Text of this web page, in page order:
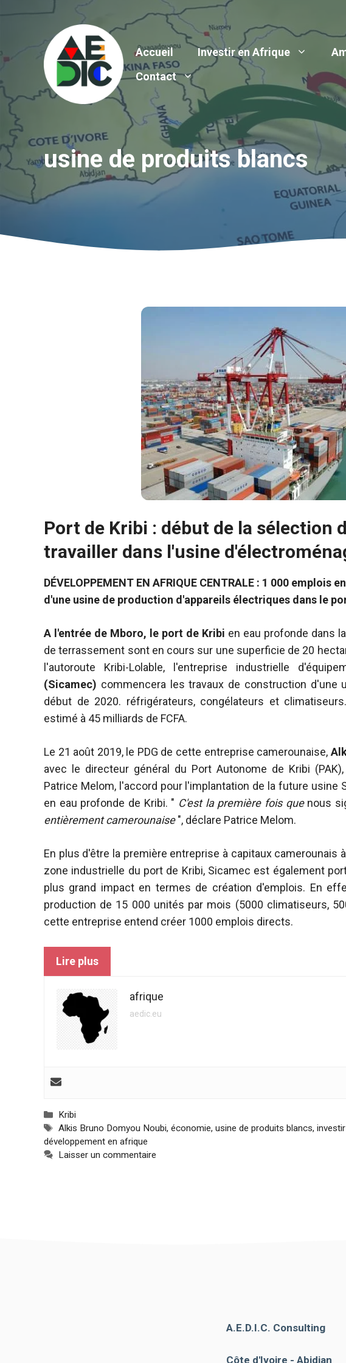
Accueil Investir en Afrique
Contact
usine de produits blancs
Port de Kribi : début de la sélection
travailler dans l'usine
DÉVELOPPEMENT EN AFRIQUE CENTRALE : 1 000
d'une usine de production d'appareils électriques dans le
A l'entrée de Mboro, le port de Kribi en eau profonde dans
de terrassement sont en cours sur une superficie de 20
l'autoroute Kribi-Lolable, l'entreprise industrielle
(Sicamec) commencera les travaux de construction d'une
début de 2020. réfrigérateurs, congélateurs et
estimé à 45 milliards de FCFA.
Le 21 août 2019, le PDG de cette entreprise camerounaise,
avec le directeur général du Port Autonome de Kribi (PAK),
Patrice Melom, l'accord pour l'implantation de la future usine
en eau profonde de Kribi. " C'est la première fois quenous
entièrement camerounaise", déclare Patrice Melom.
En plus d'être la première entreprise à capitaux camerounais
zone industrielle du port de Kribi, Sicamec est également
plus grand impact en termes de création d'emplois. En
production de 15 000 unités par mois (5000 climatiseurs,
cette entreprise entend créer 1000 emplois directs.
Lire plus
afrique
aedic.eu
Catégories
Kribi
Étiquettes
Alkis Bruno Domyou Noubi,économie,usine de produits blancs,
développement en afrique
Laisser un commentaire
A.E.D.I.C. Consulting
Côte d'Ivoire - Abidjan
sont pas
facultatifs. Ils
fonctionnement
du site web.
Statistiques
d'améliorer la
fonctionnalité
et la structure
du site web,
en fonction
de la manière
est utilisé.
Expérience
Afin que notre
fonctionne au
votre visite. Si
vous refusez
ces cookies,
certaines
fonctionnalités
disparaîtront
du site web.
vos intérêts et
comportement
les chances
contenus et
des offres
personnalisés.